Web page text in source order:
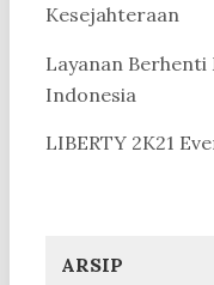
Kesejahteraan
Layanan
Indonesia
LIBERTY 2K21
ARSIP